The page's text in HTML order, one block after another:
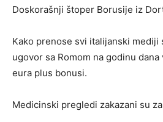
Doskorašnji štoper Borusije iz
Kako prenose svi italijanski
ugovor sa Romom na godinu
eura plus bonusi.
Medicinski pregledi zakazani su